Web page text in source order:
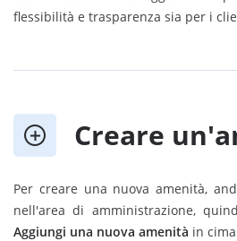
flessibilità e trasparenza sia per i
Creare
Per creare una nuova amenità,
nell'area di amministrazione,
Aggiungi una nuova amenità in